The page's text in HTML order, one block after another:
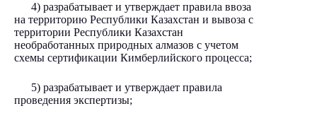
4) разрабатывает и утверждает правила ввоза
на территорию Республики Казахстан и вывоза с
территории Республики Казахстан
необработанных природных алмазов с учетом
схемы сертификации Кимберлийского процесса;
5) разрабатывает и утверждает правила
проведения экспертизы;